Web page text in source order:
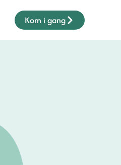
Kom i gang